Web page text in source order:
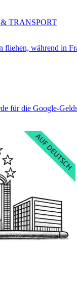
fliehen, während in
TRANSPORT
für die Google-